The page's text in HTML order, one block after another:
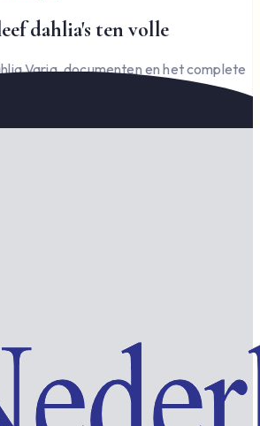
dahlia's ten volle
Varia, documenten en het complete
de vereniging.